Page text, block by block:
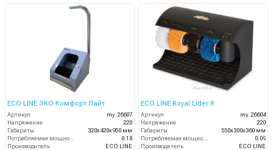
ECO LINE ЭКО Комфорт Лайт
Артикул
my.26607
Напряжение
220
Габариты
320х420х950 мм
0.18
Производитель
ECO LINE
ECO LINE Royal Lider R
Артикул
my.26604
Напряжение
220
Габариты
550х300х360 мм
0.09
Производитель
ECO LINE